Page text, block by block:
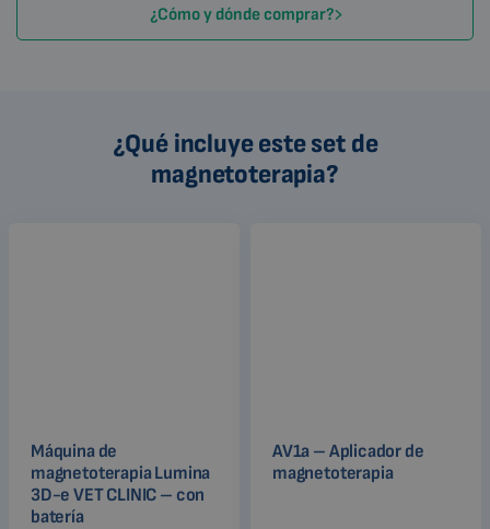
¿Cómo y dónde comprar?
¿Qué incluye este set de
magnetoterapia?
Máquina de
magnetoterapia Lumina
3D-e VET CLINIC – con
batería
AV1a – Aplicador de
magnetoterapia